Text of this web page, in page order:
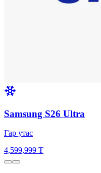
Samsung S26 Ultra
Гар утас
4,599,999 ₮